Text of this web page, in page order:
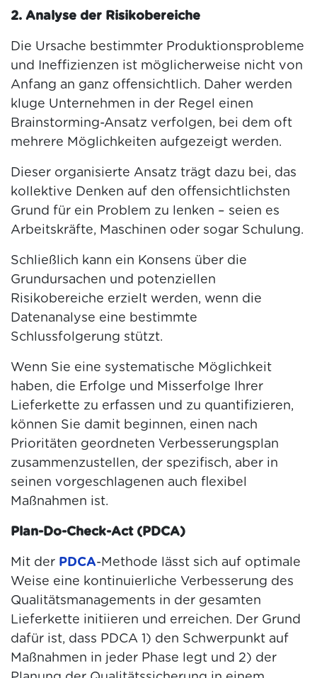
2. Analyse der Risikobereiche
Die Ursache bestimmter Produktionsprobleme
und Ineffizienzen ist möglicherweise nicht von
Anfang an ganz offensichtlich. Daher werden
kluge Unternehmen in der Regel einen
Brainstorming-Ansatz verfolgen, bei dem oft
mehrere Möglichkeiten aufgezeigt werden.
Dieser organisierte Ansatz trägt dazu bei, das
kollektive Denken auf den offensichtlichsten
Grund für ein Problem zu lenken – seien es
Arbeitskräfte, Maschinen oder sogar Schulung.
Schließlich kann ein Konsens über die
Grundursachen und potenziellen
Risikobereiche erzielt werden, wenn die
Datenanalyse eine bestimmte
Schlussfolgerung stützt.
Wenn Sie eine systematische Möglichkeit
haben, die Erfolge und Misserfolge Ihrer
Lieferkette zu erfassen und zu quantifizieren,
können Sie damit beginnen, einen nach
Prioritäten geordneten Verbesserungsplan
zusammenzustellen, der spezifisch, aber in
seinen vorgeschlagenen auch flexibel
Maßnahmen ist.
Plan-Do-Check-Act (PDCA)
Mit der PDCA-Methode lässt sich auf optimale
Weise eine kontinuierliche Verbesserung des
Qualitätsmanagements in der gesamten
Lieferkette initiieren und erreichen. Der Grund
dafür ist, dass PDCA 1) den Schwerpunkt auf
Maßnahmen in jeder Phase legt und 2) der